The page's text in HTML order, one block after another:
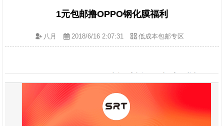
1元包邮撸OPPO钢化膜福利
八月 2018/6/16 2:07:31 低成本包邮专区